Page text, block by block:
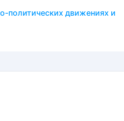
политических движениях и